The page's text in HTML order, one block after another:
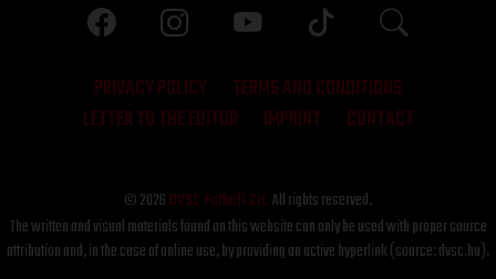
PRIVACY POLICY
TERMS AND CONDITIONS
LETTER TO THE EDITOR
IMPRINT CONTACT
© 2026DVSC Futball Zrt.All rights reserved.
The written and visual materials found on this website can only be used with proper source
attribution and, in the case of online use, by providing an active hyperlink (source: dvsc.hu).